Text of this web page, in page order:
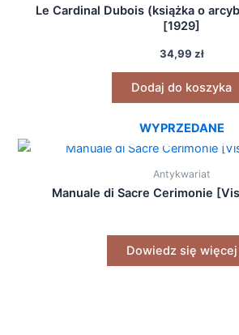
Le Cardinal Dubois (książka o
[1929]
34,99 zł
Dodaj do koszyka
WYPRZEDANE
Antykwariat
Manuale di Sacre Cerimonie
Dowiedz się więcej